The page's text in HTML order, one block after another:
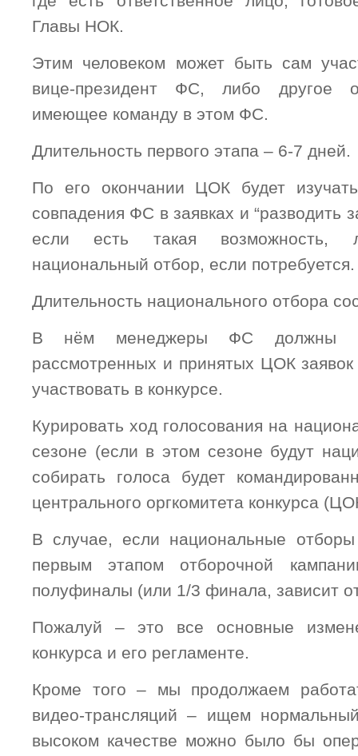
Главы НОК.
Этим человеком может быть сам
вице-президент ФС, либо другое
имеющее команду в этом ФС.
Длительность первого этапа – 6-7 дней.
По его окончании ЦОК будет
совпадения ФС в заявках и “разводить
если есть такая возможность,
национальный отбор, если потребуется.
Длительность национального отбора
В нём менеджеры ФС должны
рассмотренных и принятых ЦОК
участвовать в конкурсе.
Курировать ход голосования на
сезоне (если в этом сезоне будут
собирать голоса будет
центрального оргкомитета конкурса
В случае, если национальные
первым этапом отборочной
полуфиналы (или 1/3 финала, зависит
Пожалуй – это все основные
конкурса и его регламенте.
Кроме того – мы продолжаем
видео-трансляций – ищем
высоком качестве можно было бы